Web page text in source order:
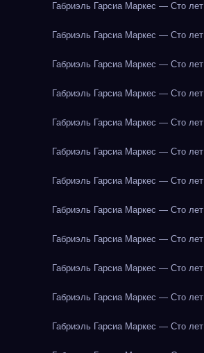
Габриэль Гарсиа Маркес — Сто
Габриэль Гарсиа Маркес — Сто
Габриэль Гарсиа Маркес — Сто
Габриэль Гарсиа Маркес — Сто
Габриэль Гарсиа Маркес — Сто
Габриэль Гарсиа Маркес — Сто
Габриэль Гарсиа Маркес — Сто
Габриэль Гарсиа Маркес — Сто
Габриэль Гарсиа Маркес — Сто
Габриэль Гарсиа Маркес — Сто
Габриэль Гарсиа Маркес — Сто
Габриэль Гарсиа Маркес — Сто